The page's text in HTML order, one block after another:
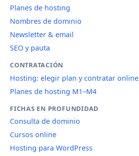
Planes de hosting
Nombres de dominio
Newsletter & email
SEO y pauta
CONTRATACIÓN
Hosting: elegir plan y contratar online
Planes de hosting M1–M4
FICHAS EN PROFUNDIDAD
Consulta de dominio
Cursos online
Hosting para WordPress